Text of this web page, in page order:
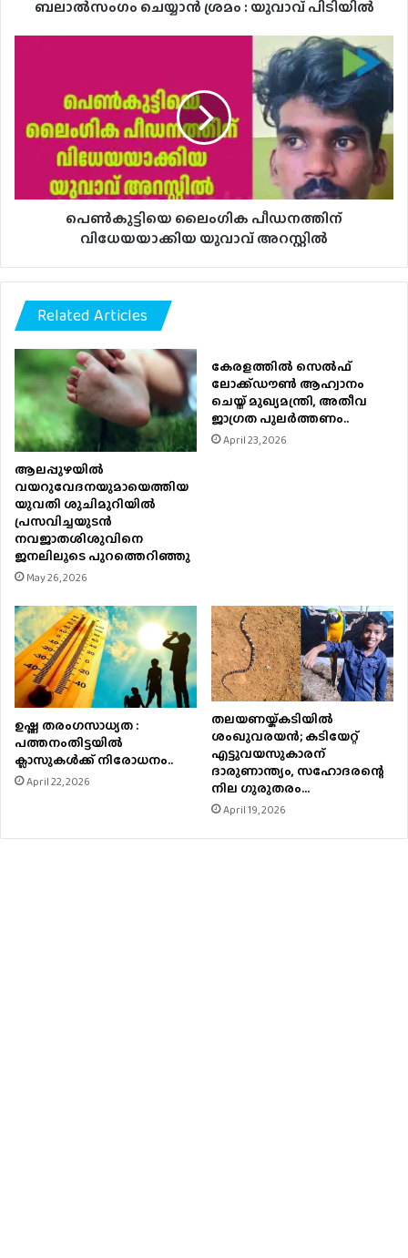
ബലാൽസംഗം ചെയ്യാൻ ശ്രമം : യുവാവ് പിടിയിൽ
വിധേയയാക്കിയ
യുവാവ്
അറസ്റ്റിൽ
പെൺകുട്ടിയെ ലൈംഗിക പീഡനത്തിന്
വിധേയയാക്കിയ യുവാവ് അറസ്റ്റിൽ
Related Articles
ആലപ്പുഴയിൽ
വയറുവേദനയുമായെത്തിയ
യുവതി ശുചിമുറിയിൽ
പ്രസവിച്ചയുടൻ
നവജാതശിശുവിനെ
ജനലിലൂടെ പുറത്തെറിഞ്ഞു
May 26, 2026
കേരളത്തിൽ സെൽഫ്
ലോക്ക്ഡൗൺ ആഹ്വാനം
ചെയ്ത് മുഖ്യമന്ത്രി, അതീവ
ജാഗ്രത പുലർത്തണം..
April 23, 2026
ഉഷ്ണ തരംഗസാധ്യത :
പത്തനംതിട്ടയില്‍
ക്ലാസുകള്‍ക്ക് നിരോധനം..
April 22, 2026
തലയണയ്ക്കടിയില്‍
ശംഖുവരയന്‍; കടിയേറ്റ്
എട്ടുവയസുകാരന്
ദാരുണാന്ത്യം, സഹോദരന്റെ
നില ഗുരുതരം…
April 19, 2026